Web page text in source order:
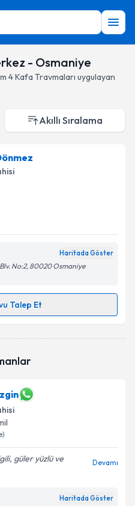
- Osmaniye
4Kafa Travmaları uygulayan
Akıllı Sıralama
Haritada Göster
No:2, 80020 Osmaniye
Talep Et
randevu almanız için bir
ilişkinAydınlatma
güler yüzlü ve
Devamı
Haritada Göster